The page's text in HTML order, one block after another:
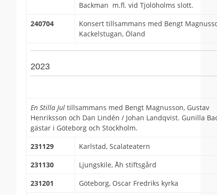
Backman m.fl. vid Tjolöholms slott.
240704
Konsert tillsammans med Bengt
Kackelstugan, Öland
2023
En Stilla Jul tillsammans med Bengt Magnusson, Gustav
Henriksson och Dan Lindén / Johan Landqvist. Gunilla
gästar i Göteborg och Stockholm.
231129
Karlstad, Scalateatern
231130
Ljungskile, Åh stiftsgård
231201
Göteborg, Oscar Fredriks kyrka